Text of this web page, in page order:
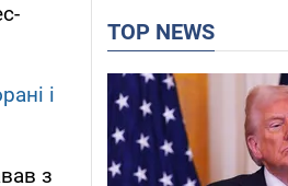
і
з
TOP NEWS